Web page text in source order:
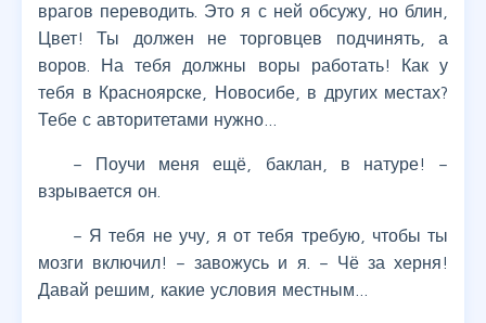
врагов переводить. Это я с ней обсужу, но блин,
Цвет! Ты должен не торговцев подчинять, а
воров. На тебя должны воры работать! Как у
тебя в Красноярске, Новосибе, в других местах?
Тебе с авторитетами нужно…
– Поучи меня ещё, баклан, в натуре! –
взрывается он.
– Я тебя не учу, я от тебя требую, чтобы ты
мозги включил! – завожусь и я. – Чё за херня!
Давай решим, какие условия местным…